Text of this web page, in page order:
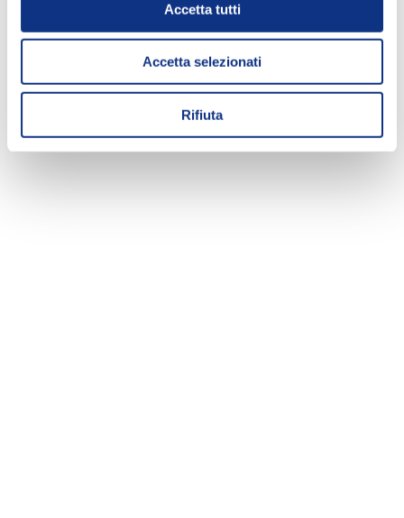
Accetta tutti
Accetta selezionati
Rifiuta